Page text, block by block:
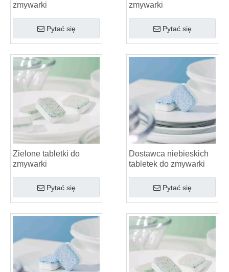
zmywarki
Pytać się
zmywarki
Pytać się
Zielone tabletki do
zmywarki
Pytać się
Dostawca niebieskich
tabletek do zmywarki
Pytać się